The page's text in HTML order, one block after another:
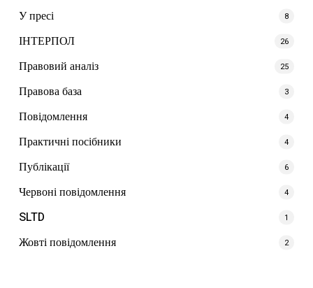
У пресі 8
ІНТЕРПОЛ 26
Правовий аналіз 25
Правова база 3
Повідомлення 4
Практичні посібники 4
Публікації 6
Червоні повідомлення 4
SLTD 1
Жовті повідомлення 2